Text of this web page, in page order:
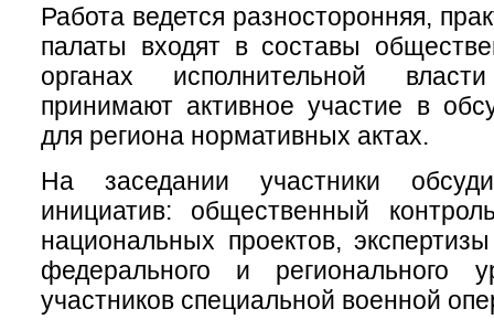
Работа ведется разносторонняя,
палаты входят в составы
органах исполнительной
принимают активное участие в
для региона нормативных актах.
На заседании участники
инициатив: общественный
национальных проектов,
федерального и регионального
участников специальной военной